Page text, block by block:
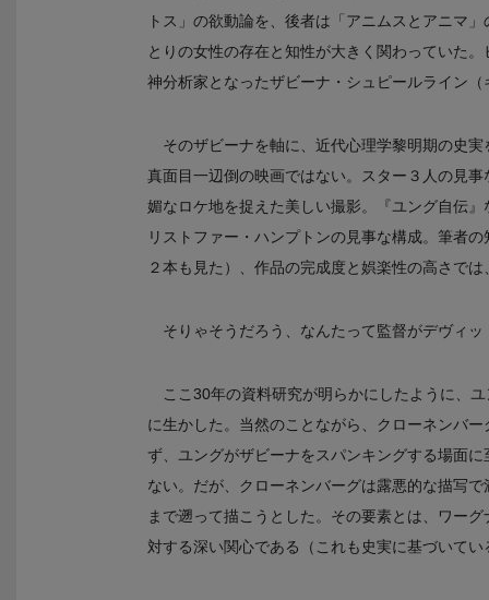
トス」の欲動論を、後者は「アニムスとアニマ
とりの女性の存在と知性が大きく関わっていた
神分析家となったザビーナ・シュピールライン
そのザビーナを軸に、近代心理学黎明期の史
真面目一辺倒の映画ではない。スター３人の見
媚なロケ地を捉えた美しい撮影。『ユング自伝
リストファー・ハンプトンの見事な構成。筆者
２本も見た）、作品の完成度と娯楽性の高さで
そりゃそうだろう、なんたって監督がデヴィ
ここ30年の資料研究が明らかにしたように、
に生かした。当然のことながら、クローネンバ
ず、ユングがザビーナをスパンキングする場面
ない。だが、クローネンバーグは露悪的な描写
まで遡って描こうとした。その要素とは、ワー
対する深い関心である（これも史実に基づいてい